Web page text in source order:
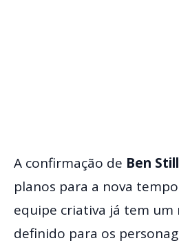
A confirmação de Ben
planos para a nova
equipe criativa já tem um
definido para os